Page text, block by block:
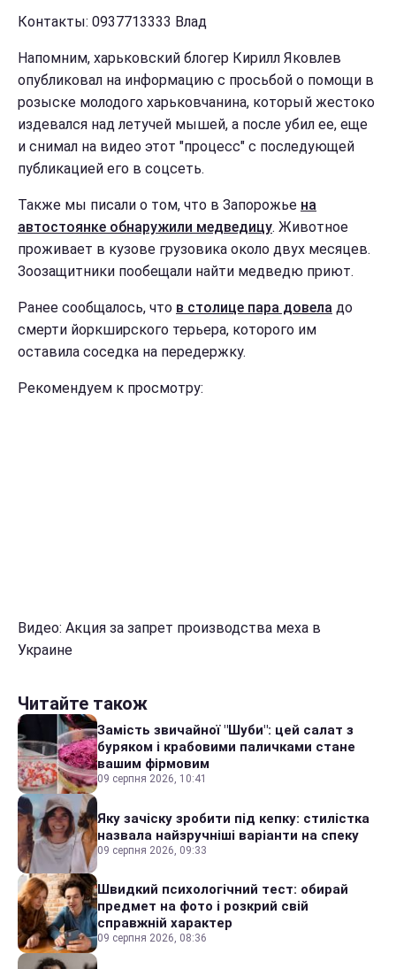
Контакты: 0937713333 Влад
Напомним, харьковский блогер Кирилл Яковлев
опубликовал на информацию с просьбой о помощи в
розыске молодого харьковчанина, который жестоко
издевался над летучей мышей, а после убил ее, еще
и снимал на видео этот "процесс" с последующей
публикацией его в соцсеть.
Также мы писали о том, что в Запорожье на
автостоянке обнаружили медведицу. Животное
проживает в кузове грузовика около двух месяцев.
Зоозащитники пообещали найти медведю приют.
Ранее сообщалось, что в столице пара довела до
смерти йоркширского терьера, которого им
оставила соседка на передержку.
Рекомендуем к просмотру:
Видео: Акция за запрет производства меха в
Украине
Читайте також
Замість звичайної "Шуби": цей салат з
буряком і крабовими паличками стане
вашим фірмовим
09 серпня 2026, 10:41
Яку зачіску зробити під кепку: стилістка
назвала найзручніші варіанти на спеку
09 серпня 2026, 09:33
Швидкий психологічний тест: обирай
предмет на фото і розкрий свій
справжній характер
09 серпня 2026, 08:36